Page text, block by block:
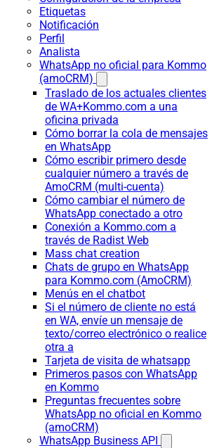
Etiquetas
Notificación
Perfil
Analista
WhatsApp no oficial para Kommo
(amoCRM)
Traslado de los actuales clientes
de WA+Kommo.com a una
oficina privada
Cómo borrar la cola de mensajes
en WhatsApp
Cómo escribir primero desde
cualquier número a través de
AmoCRM (multi-cuenta)
Cómo cambiar el número de
WhatsApp conectado a otro
Conexión a Kommo.com a
través de Radist Web
Mass chat creation
Chats de grupo en WhatsApp
para Kommo.com (AmoCRM)
Menús en el chatbot
Si el número de cliente no está
en WA, envíe un mensaje de
texto/correo electrónico o realice
otra a
Tarjeta de visita de whatsapp
Primeros pasos con WhatsApp
en Kommo
Preguntas frecuentes sobre
WhatsApp no oficial en Kommo
(amoCRM)
WhatsApp Business API